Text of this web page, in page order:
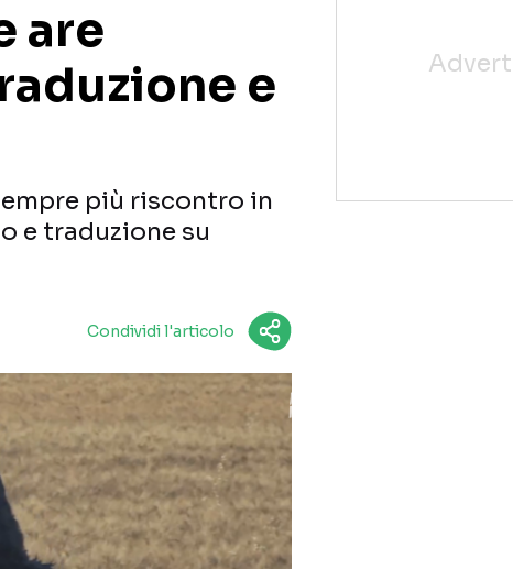
are
e
più riscontro in
e traduzione su
Condividi l'articolo